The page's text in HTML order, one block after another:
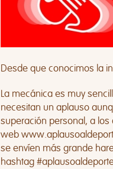
Desde que conocimos la
La mecánica es muy
necesitan un aplauso
superación personal, a
web
se envíen más grande
hashtag